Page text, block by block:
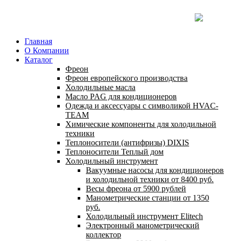
Главная
О Компании
Каталог
Фреон
Фреон европейского производства
Холодильные масла
Масло PAG для кондиционеров
Одежда и аксессуары с символикой HVAC-
TEAM
Химические компоненты для холодильной
техники
Теплоносители (антифризы) DIXIS
Теплоносители Теплый дом
Холодильный инструмент
Вакуумные насосы для кондиционеров
и холодильной техники от 8400 руб.
Весы фреона от 5900 рублей
Манометрические станции от 1350
руб.
Холодильный инструмент Elitech
Электронный манометрический
коллектор